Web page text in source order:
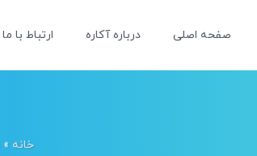
صفحه اصلی درباره آکاره ارتباط با ما
خانه »